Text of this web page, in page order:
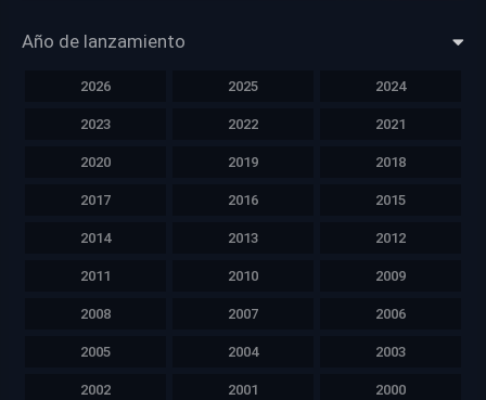
Año de lanzamiento
2026 2025 2024
2023 2022 2021
2020 2019 2018
2017 2016 2015
2014 2013 2012
2011 2010 2009
2008 2007 2006
2005 2004 2003
2002 2001 2000